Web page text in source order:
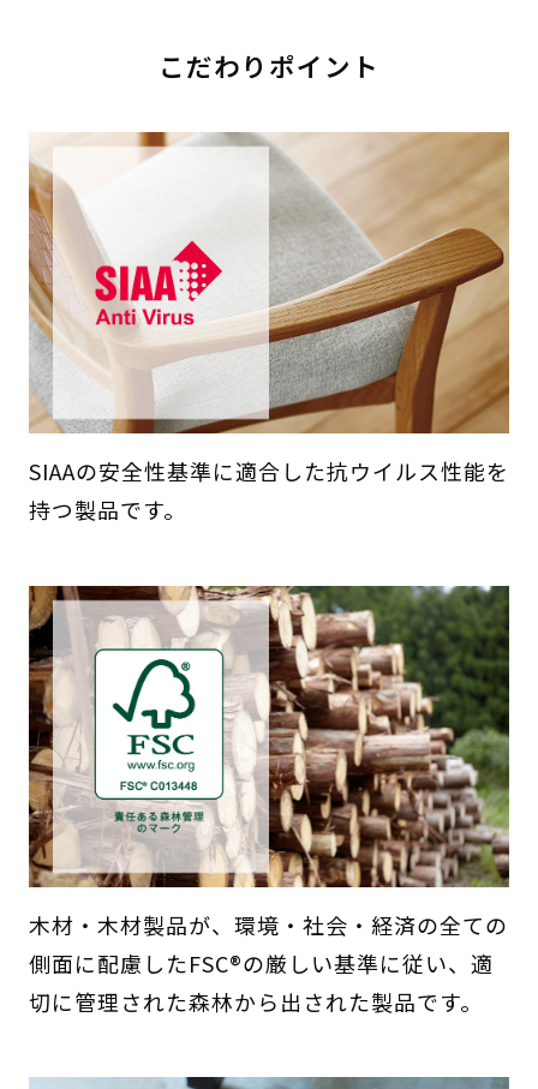
こだわりポイント
SIAAの安全性基準に適合した抗ウイルス性能を
持つ製品です。
木材・木材製品が、環境・社会・経済の全ての
側面に配慮したFSC®の厳しい基準に従い、適
切に管理された森林から出された製品です。